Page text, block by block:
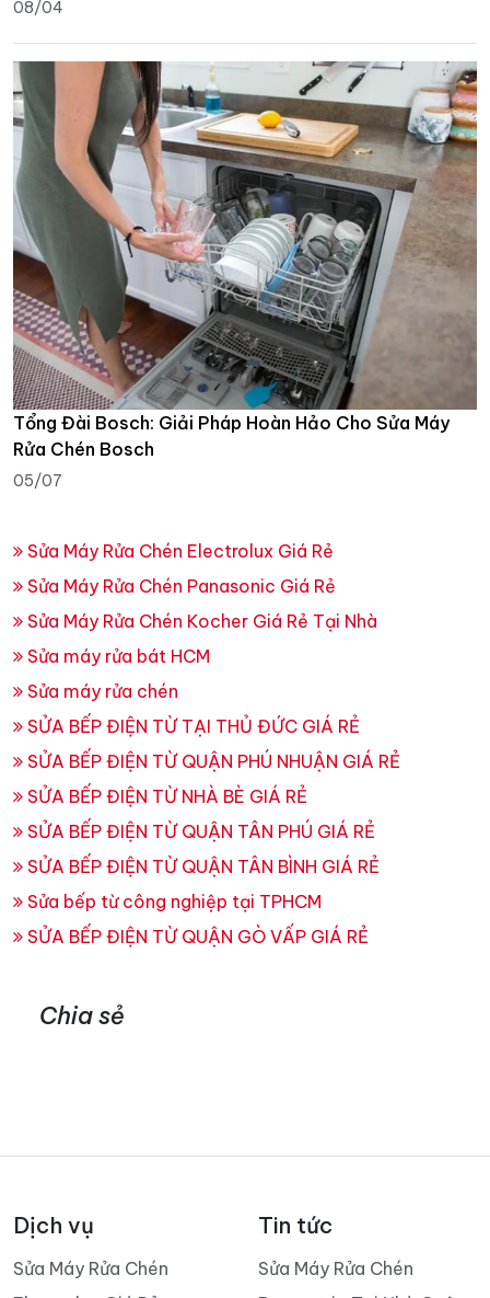
08/04
Tổng Đài Bosch: Giải Pháp Hoàn Hảo Cho Sửa Máy
Rửa Chén Bosch
05/07
Sửa Máy Rửa Chén Electrolux Giá Rẻ
Sửa Máy Rửa Chén Panasonic Giá Rẻ
Sửa Máy Rửa Chén Kocher Giá Rẻ Tại Nhà
Sửa máy rửa bát HCM
Sửa máy rửa chén
SỬA BẾP ĐIỆN TỪ TẠI THỦ ĐỨC GIÁ RẺ
SỬA BẾP ĐIỆN TỪ QUẬN PHÚ NHUẬN GIÁ RẺ
SỬA BẾP ĐIỆN TỪ NHÀ BÈ GIÁ RẺ
SỬA BẾP ĐIỆN TỪ QUẬN TÂN PHÚ GIÁ RẺ
SỬA BẾP ĐIỆN TỪ QUẬN TÂN BÌNH GIÁ RẺ
Sửa bếp từ công nghiệp tại TPHCM
SỬA BẾP ĐIỆN TỪ QUẬN GÒ VẤP GIÁ RẺ
Chia sẻ
Dịch vụ
Sửa Máy Rửa Chén
Tin tức
Sửa Máy Rửa Chén